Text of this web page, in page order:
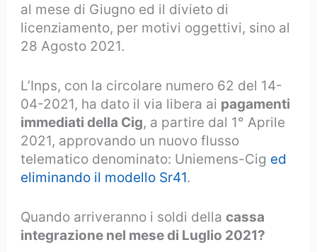
al mese di Giugno ed il divieto di
licenziamento, per motivi oggettivi, sino al
28 Agosto 2021.
L’Inps, con la circolare numero 62 del 14-
04-2021, ha dato il via libera ai pagamenti
immediati della Cig, a partire dal 1° Aprile
2021, approvando un nuovo flusso
telematico denominato: Uniemens-Cig ed
eliminando il modello Sr41.
Quando arriveranno i soldi dellacassa
integrazione nel mese di Luglio 2021?